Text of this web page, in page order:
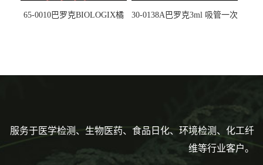
65-0010巴罗克BIOLOGIX橘
30-0138A巴罗克3ml 吸管一次
服务于医学检测、生物医药、食品日化、环境检测、化工纤
维等行业客户。